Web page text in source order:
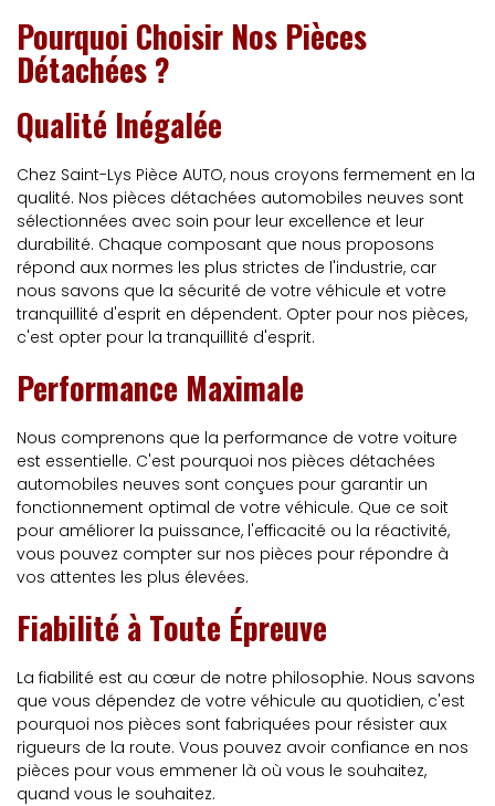
Pourquoi Choisir Nos Pièces
Détachées ?
Qualité Inégalée
Chez Saint-Lys Pièce AUTO, nous croyons fermement en la
qualité. Nos pièces détachées automobiles neuves sont
sélectionnées avec soin pour leur excellence et leur
durabilité. Chaque composant que nous proposons
répond aux normes les plus strictes de l'industrie, car
nous savons que la sécurité de votre véhicule et votre
tranquillité d'esprit en dépendent. Opter pour nos pièces,
c'est opter pour la tranquillité d'esprit.
Performance Maximale
Nous comprenons que la performance de votre voiture
est essentielle. C'est pourquoi nos pièces détachées
automobiles neuves sont conçues pour garantir un
fonctionnement optimal de votre véhicule. Que ce soit
pour améliorer la puissance, l'efficacité ou la réactivité,
vous pouvez compter sur nos pièces pour répondre à
vos attentes les plus élevées.
Fiabilité à Toute Épreuve
La fiabilité est au cœur de notre philosophie. Nous savons
que vous dépendez de votre véhicule au quotidien, c'est
pourquoi nos pièces sont fabriquées pour résister aux
rigueurs de la route. Vous pouvez avoir confiance en nos
pièces pour vous emmener là où vous le souhaitez,
quand vous le souhaitez.